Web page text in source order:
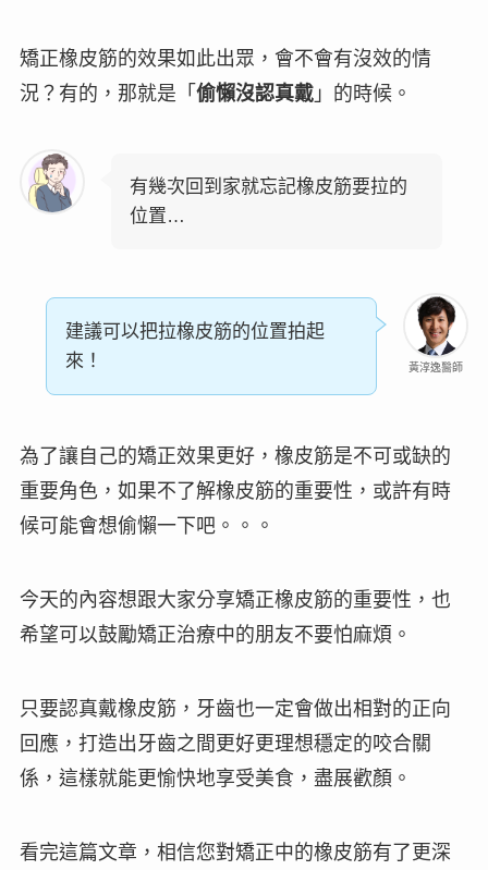
矯正橡皮筋的效果如此出眾，會不會有沒效的情
況？有的，那就是「 偷懶沒認真戴」的時候。
有幾次回到家就忘記橡皮筋要拉的
位置…
黃淳逸醫師
建議可以把拉橡皮筋的位置拍起
來！
為了讓自己的矯正效果更好，橡皮筋是不可或缺的
重要角色，如果不了解橡皮筋的重要性，或許有時
候可能會想偷懶一下吧。。。
今天的內容想跟大家分享矯正橡皮筋的重要性，也
希望可以鼓勵矯正治療中的朋友不要怕麻煩 。
只要認真戴橡皮筋，牙齒也一定會做出相對的正向
回應，打造出牙齒之間更好更理想穩定的咬合關
係，這樣就能更愉快地享受美食，盡展歡顏。
看完這篇文章，相信您對矯正中的橡皮筋有了更深